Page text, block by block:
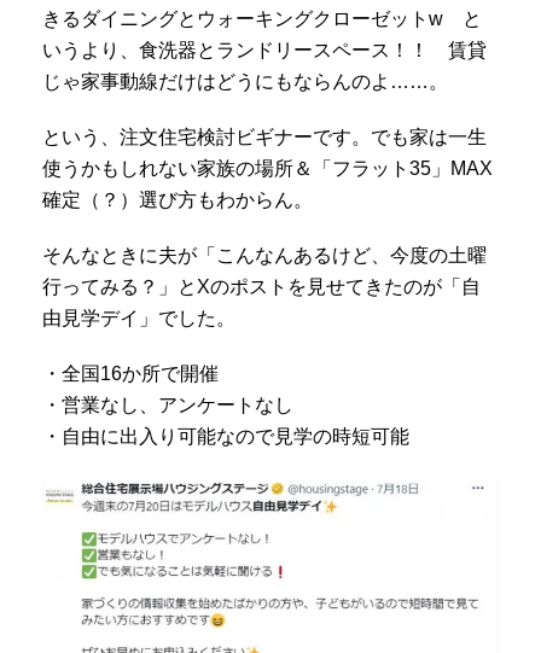
きるダイニングとウォーキングクローゼットw と
いうより、食洗器とランドリースペース！！ 賃貸
じゃ家事動線だけはどうにもならんのよ……。
という、注文住宅検討ビギナーです。でも家は一生
使うかもしれない家族の場所＆「フラット35」MAX
確定（？）選び方もわからん。
そんなときに夫が「こんなんあるけど、今度の土曜
行ってみる？」とXのポストを見せてきたのが「自
由見学デイ」でした。
・全国16か所で開催
・営業なし、アンケートなし
・自由に出入り可能なので見学の時短可能